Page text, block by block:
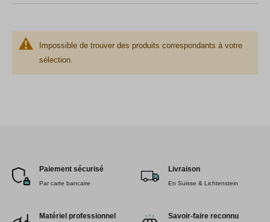
Impossible de trouver des produits correspondants à votre
sélection.
Paiement sécurisé
Par carte bancaire
Livraison
En Suisse & Lichtenstein
Matériel professionnel Savoir-faire reconnu